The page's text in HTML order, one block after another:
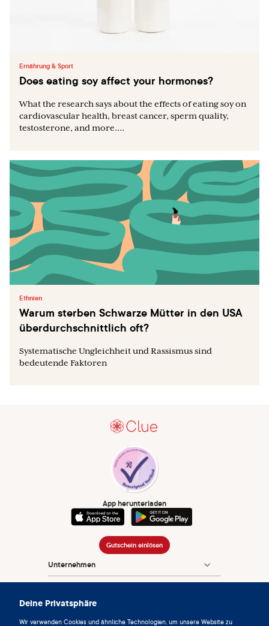
Deine Privatsphäre
Wir verwenden Cookies und ähnliche Technologien, um unsere Website zu
Ernährung & Sport
Does eating soy affect your hormones?
What the research says about the effects of eating soy on
cardiovascular health, breast cancer, sperm quality,
testosterone, and more....
Ethnien
Warum sterben Schwarze Mütter in den USA
überdurchschnittlich oft?
Systematische Ungleichheit und Rassismus sind
bedeutende Faktoren
App herunterladen
Gutschein einlösen
Unternehmen
Enzyklopädie